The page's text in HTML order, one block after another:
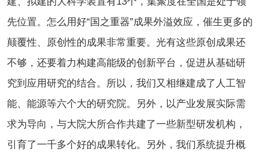
先位置。怎么用好“国之重器”成果外溢效应，催生更多的
颠覆性、原创性的成果非常重要。光有这些原创成果还
不够，还要着力构建高能级的创新平台，促进从基础研
究到应用研究的结合。所以，我们又相继建成了人工智
能、能源等六个大的研究院。另外，以产业发展实际需
求为导向，与大院大所合作共建了一些新型研发机构，
引育了一千多个好的成果转化。另外，我们系统提升概